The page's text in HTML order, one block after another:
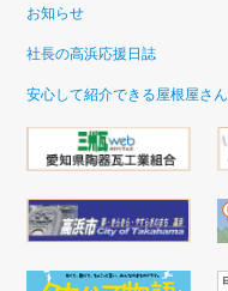
お知らせ
社長の高浜応援日誌
安心して紹介できる屋根屋さん